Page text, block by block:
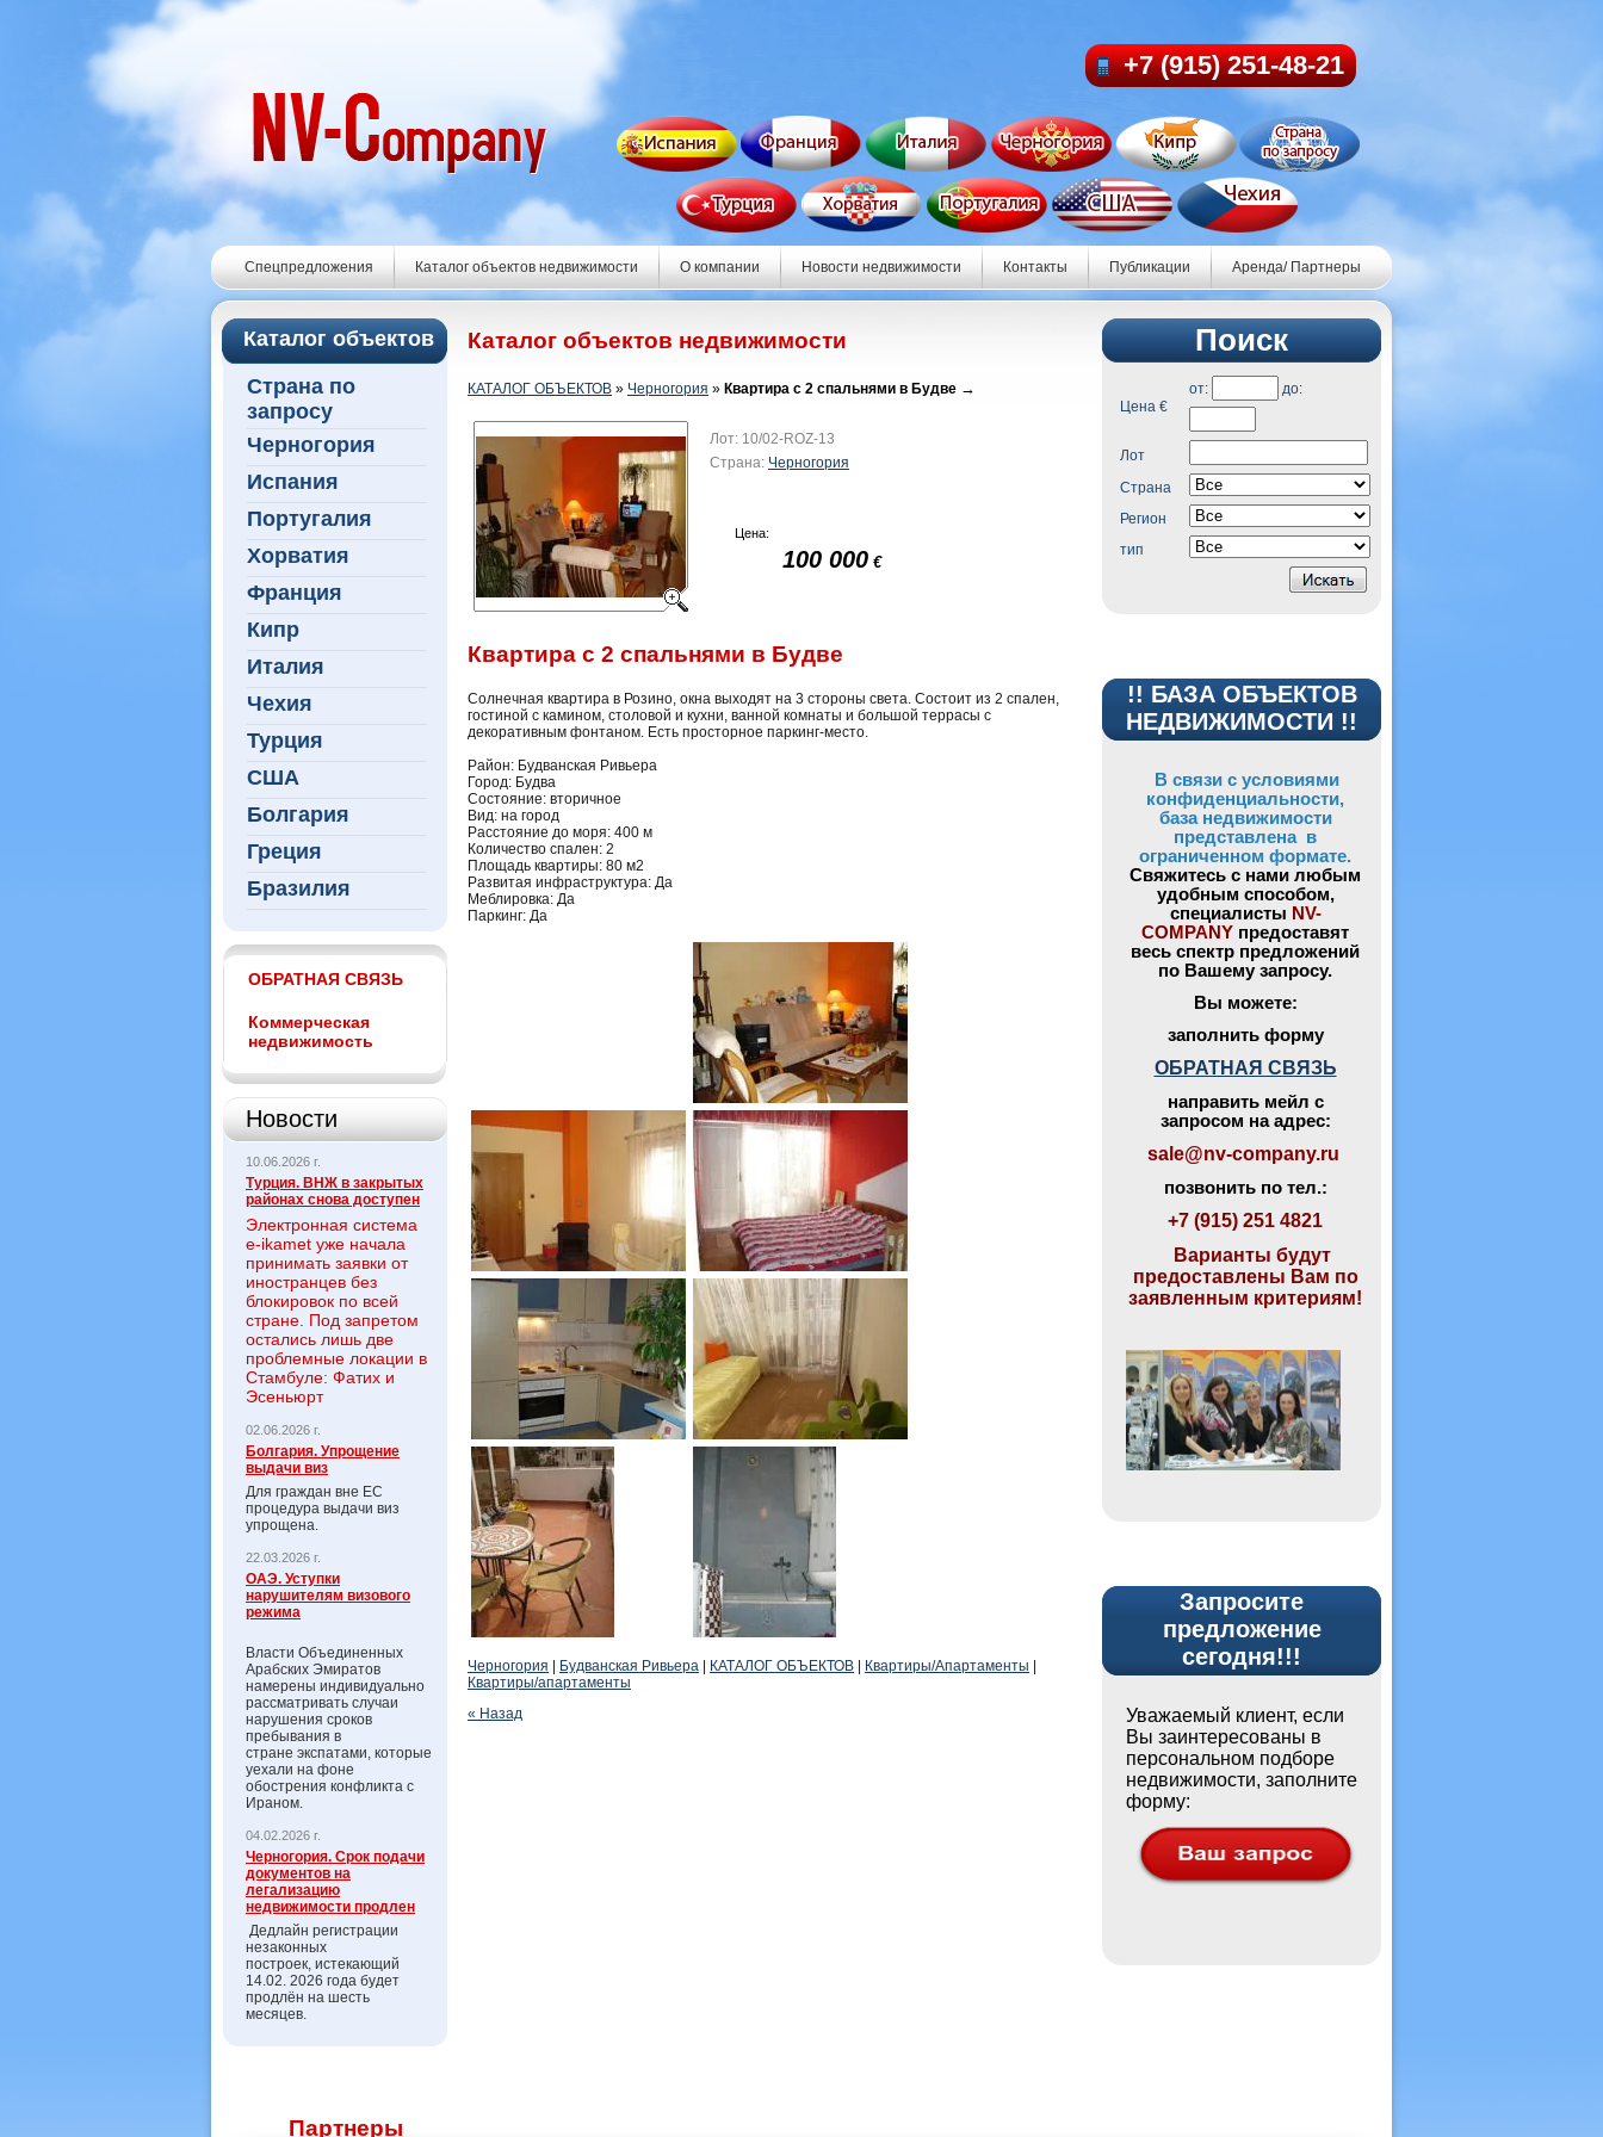
Спецпредложения Каталог объектов недвижимости О компании Новости недвижимости Контакты Публикации Аренда/ Партнеры
+7 (915) 251-48-21
Каталог объектов
Страна по
запросу
Черногория
Испания
Португалия
Хорватия
Франция
Кипр
Италия
Чехия
Турция
США
Болгария
Греция
Бразилия
ОБРАТНАЯ СВЯЗЬ
Коммерческая
недвижимость
Новости
10.06.2026 г.
Турция. ВНЖ в закрытых
районах снова доступен
Электронная система
e-ikamet уже начала
принимать заявки от
иностранцев без
блокировок по всей
стране. Под запретом
остались лишь две
проблемные локации в
Стамбуле: Фатих и
Эсеньюрт
02.06.2026 г.
Болгария. Упрощение
выдачи виз
Для граждан вне ЕС
процедура выдачи виз
упрощена.
22.03.2026 г.
ОАЭ. Уступки
нарушителям визового
режима
Власти Объединенных
Арабских Эмиратов
намерены индивидуально
рассматривать случаи
нарушения сроков
пребывания в
стране экспатами, которые
уехали на фоне
обострения конфликта с
Ираном.
04.02.2026 г.
Черногория. Срок подачи
документов на
легализацию
недвижимости продлен
Дедлайн регистрации
незаконных
построек, истекающий
14.02. 2026 года будет
продлён на шесть
месяцев.
Каталог объектов недвижимости
КАТАЛОГ ОБЪЕКТОВ » Черногория » Квартира с 2 спальнями в Будве →
Лот: 10/02-ROZ-13
Страна: Черногория
Цена:
100 000 €
Квартира с 2 спальнями в Будве
Солнечная квартира в Розино, окна выходят на 3 стороны света. Состоит из 2 спален,
гостиной с камином, столовой и кухни, ванной комнаты и большой террасы с
декоративным фонтаном. Есть просторное паркинг-место.
Район: Будванская Ривьера
Город: Будва
Состояние: вторичное
Вид: на город
Расстояние до моря: 400 м
Количество спален: 2
Площадь квартиры: 80 м2
Развитая инфраструктура: Да
Меблировка: Да
Паркинг: Да
Черногория Будванская Ривьера КАТАЛОГ ОБЪЕКТОВ Квартиры/Апартаменты
Квартиры/апартаменты
« Назад
Поиск
Цена €
от: до:
Лот
Страна
Регион
тип
!! БАЗА ОБЪЕКТОВ
НЕДВИЖИМОСТИ !!
В связи с условиями
конфиденциальности,
база недвижимости
представлена в
ограниченном формате.
Свяжитесь с нами любым
удобным способом,
специалисты NV-
COMPANY предоставят
весь спектр предложений
по Вашему запросу.
Вы можете:
заполнить форму
ОБРАТНАЯ СВЯЗЬ
направить мейл с
запросом на адрес:
sale@nv-company.ru
позвонить по тел.:
+7 (915) 251 4821
Варианты будут
предоставлены Вам по
заявленным критериям!
Запросите
предложение
сегодня!!!
Уважаемый клиент, если
Вы заинтересованы в
персональном подборе
недвижимости, заполните
форму:
Партнеры